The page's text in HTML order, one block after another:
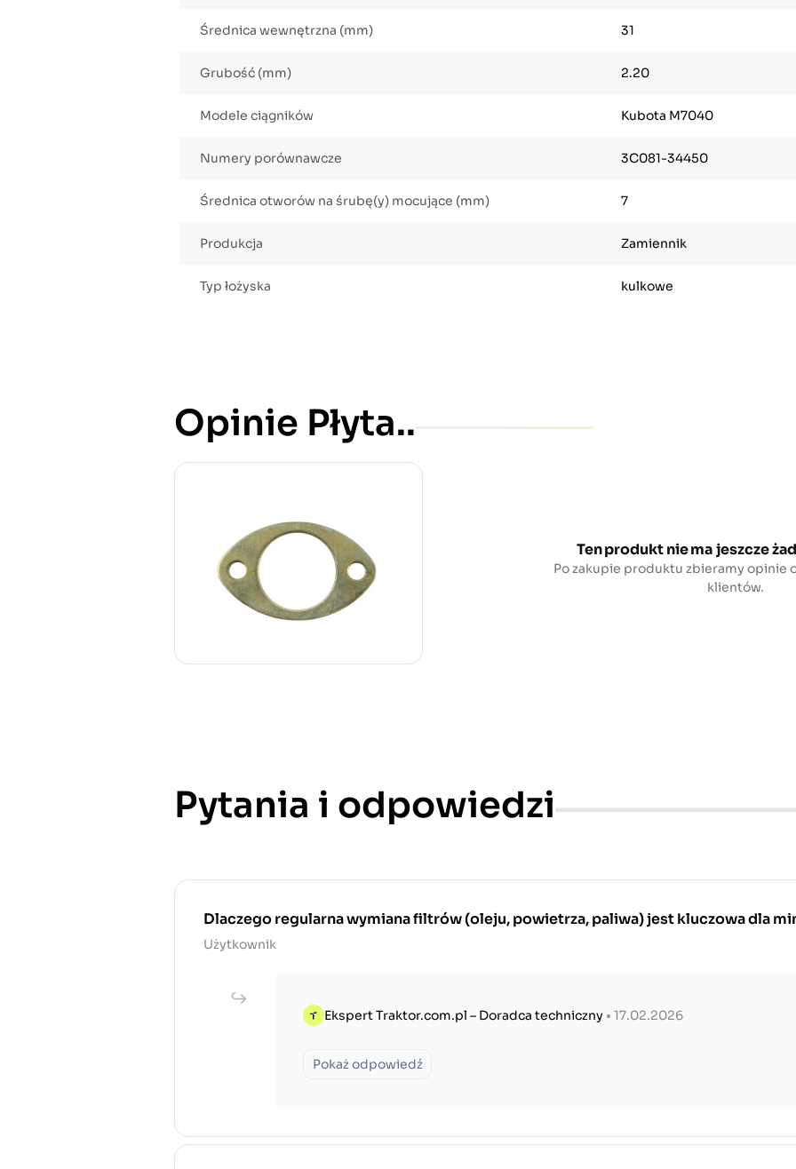
Średnica wewnętrzna (mm) 31
Grubość (mm) 2.20
Modele ciągników Kubota M7040
Numery porównawcze 3C081-34450
Średnica otworów na śrubę(y) mocujące (mm) 7
Produkcja Zamiennik
Typ łożyska kulkowe
Opinie Płyta..
Ten produkt nie ma jeszcze
Po zakupie produktu zbieramy opinie
klientów.
Pytania i odpowiedzi
Dlaczego regularna wymiana filtrów (oleju, powietrza, paliwa) jest kluczowa dla
Użytkownik
Ekspert Traktor.com.pl – Doradca techniczny • 17.02.2026
Pokaż odpowiedź